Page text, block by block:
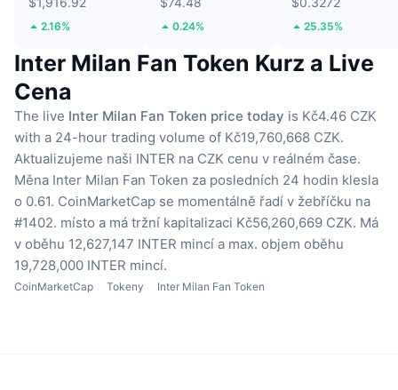
2.16% 0.24% 25.35%
Inter Milan Fan Token Kurz a Live
Cena
The live Inter Milan Fan Token price today is Kč4.46 CZK
with a 24-hour trading volume of Kč19,760,668 CZK.
Aktualizujeme naši INTER na CZK cenu v reálném čase.
Měna Inter Milan Fan Token za posledních 24 hodin klesla
o 0.61. CoinMarketCap se momentálně řadí v žebříčku na
#1402. místo a má tržní kapitalizaci Kč56,260,669 CZK. Má
v oběhu 12,627,147 INTER mincí a max. objem oběhu
19,728,000 INTER mincí.
CoinMarketCap Tokeny Inter Milan Fan Token